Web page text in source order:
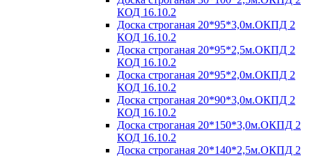
КОД 16.10.2
Доска строганая 20*95*3,0м.ОКПД 2
КОД 16.10.2
Доска строганая 20*95*2,5м.ОКПД 2
КОД 16.10.2
Доска строганая 20*95*2,0м.ОКПД 2
КОД 16.10.2
Доска строганая 20*90*3,0м.ОКПД 2
КОД 16.10.2
Доска строганая 20*150*3,0м.ОКПД 2
КОД 16.10.2
Доска строганая 20*140*2,5м.ОКПД 2